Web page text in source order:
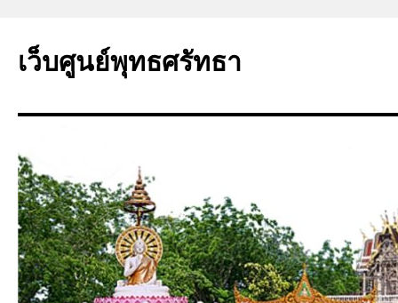
ยัง
เว็บศูนย์พุทธศรัทธา